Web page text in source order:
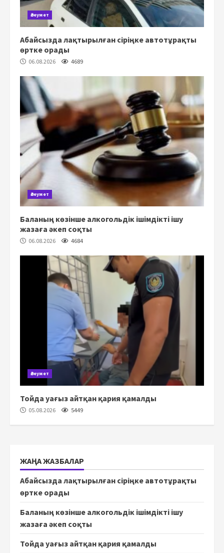
Әлеумет
Абайсызда лақтырылған сіріңке автотұрақты
өртке орады
06.08.2026 4689
Әлеумет
Баланың көзінше алкогольдік ішімдікті ішу
жазаға әкеп соқты
06.08.2026 4684
Әлеумет
Тойда уағыз айтқан қария қамалды
05.08.2026 5449
ЖАҢА ЖАЗБАЛАР
Абайсызда лақтырылған сіріңке автотұрақты
өртке орады
Баланың көзінше алкогольдік ішімдікті ішу
жазаға әкеп соқты
Тойда уағыз айтқан қария қамалды